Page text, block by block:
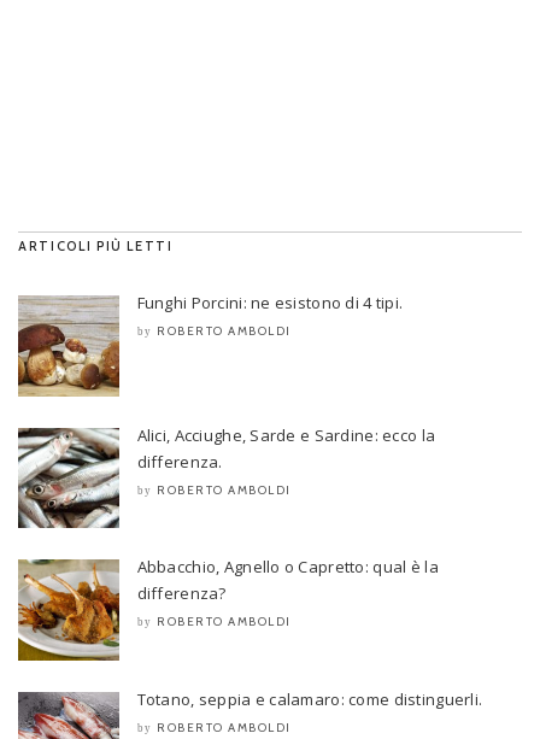
ARTICOLI PIÙ LETTI
Funghi Porcini: ne esistono di 4 tipi.
by ROBERTO AMBOLDI
Alici, Acciughe, Sarde e Sardine: ecco la
differenza.
by ROBERTO AMBOLDI
Abbacchio, Agnello o Capretto: qual è la
differenza?
by ROBERTO AMBOLDI
Totano, seppia e calamaro: come distinguerli.
by ROBERTO AMBOLDI